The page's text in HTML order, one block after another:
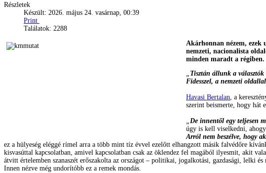
Részletek
Készült: 2026. május 24. vasárnap, 00:39
Print
Találatok: 2288
Akárhonnan nézem,
nemzeti, nacionalista
minden maradt a régiben.
„ Tisztán állunk a
Fidesszel, a nemzeti
Havasi Bertalan, a
szerint beismerte, hogy hát
„De innentől egy teljesen
úgy is kell viselkedni,
Arról nem beszélve, hogy
ez a hülyeség eléggé rímel arra a több mint tíz évvel ezelőtt elhangzott másik falvédőre
kisvasúttal kapcsolatban, amivel kapcsolatban csak az öklendez fel magából ilyesmit, akit
átvitt értelemben szanaszét erőszakolta az országot – politikai, jogalkotási, gazdasági, lelki
Innen nézve még undorítóbb ez a remek mondás.